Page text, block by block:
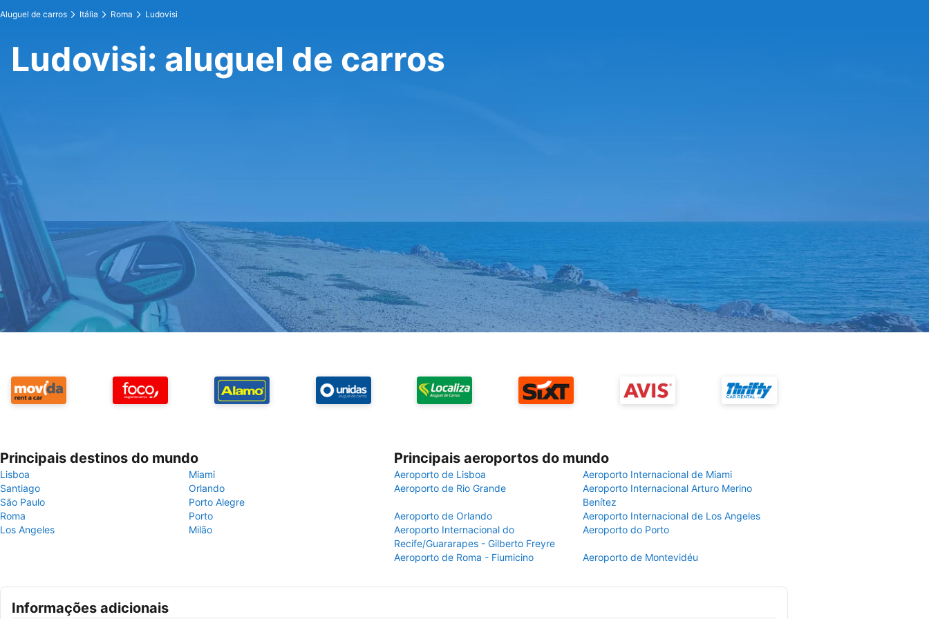
Aluguel de carros Itália Roma Ludovisi
Ludovisi: aluguel de carros
Principais destinos do mundo
Lisboa
Miami
Santiago
Orlando
São Paulo
Porto Alegre
Roma
Porto
Los Angeles
Milão
Principais aeroportos do mundo
Aeroporto de Lisboa
Aeroporto Internacional de Miami
Aeroporto de Rio Grande
Aeroporto Internacional Arturo Merino
Benítez
Aeroporto de Orlando
Aeroporto Internacional de Los Angeles
Aeroporto Internacional do
Recife/Guararapes - Gilberto Freyre
Aeroporto do Porto
Aeroporto de Roma - Fiumicino Aeroporto de Montevidéu
Informações adicionais